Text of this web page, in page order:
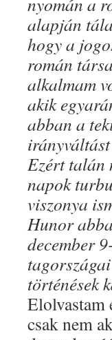
alapján
hogy a
román
alkalmam
akik
abban a
Ezért talán
napok
viszonya
Hunor
december
történések
Elolvastam
csak nem